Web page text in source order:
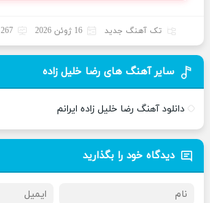
تک آهنگ جدید 16 ژوئن 2026 267 بازدید
سایر آهنگ های رضا خلیل زاده
دانلود آهنگ رضا خلیل زاده ایرانم
دیدگاه خود را بگذارید